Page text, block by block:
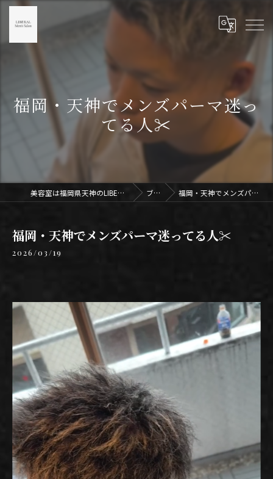
福岡・天神でメンズパーマ迷っ
てる人✂️
美容室は福岡県天神のLIBERAL Men's Salon天神 ブログ 福岡・天神でメンズパーマ迷ってる人✂️
福岡・天神でメンズパーマ迷ってる人✂️
2026/03/19